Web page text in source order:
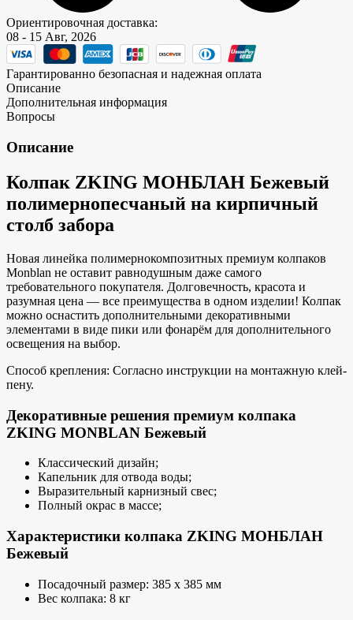
Ориентировочная доставка:
08 - 15 Авг, 2026
Гарантированно безопасная и надежная оплата
Описание
Дополнительная информация
Вопросы
Описание
Колпак ZKING МОНБЛАН Бежевый
полимернопесчаный на кирпичный
столб забора
Новая линейка полимернокомпозитных премиум колпаков
Monblan не оставит равнодушным даже самого
требовательного покупателя. Долговечность, красота и
разумная цена — все преимущества в одном изделии! Колпак
можно оснастить дополнительными декоративными
элементами в виде пики или фонарём для дополнительного
освещения на выбор.
Способ крепления: Согласно инструкции на монтажную клей-
пену.
Декоративные решения премиум колпака
ZKING MONBLAN Бежевый
Классический дизайн;
Капельник для отвода воды;
Выразительный карнизный свес;
Полный окрас в массе;
Характеристики колпака ZKING МОНБЛАН
Бежевый
Посадочный размер: 385 х 385 мм
Вес колпака: 8 кг